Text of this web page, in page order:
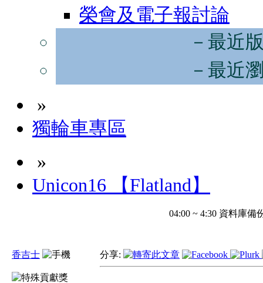
榮會及電子報討論
－最近
－最近
»
獨輪車專區
»
Unicon16 【Flatland】
04:00 ~ 4:30 資料庫
香吉士 分享: